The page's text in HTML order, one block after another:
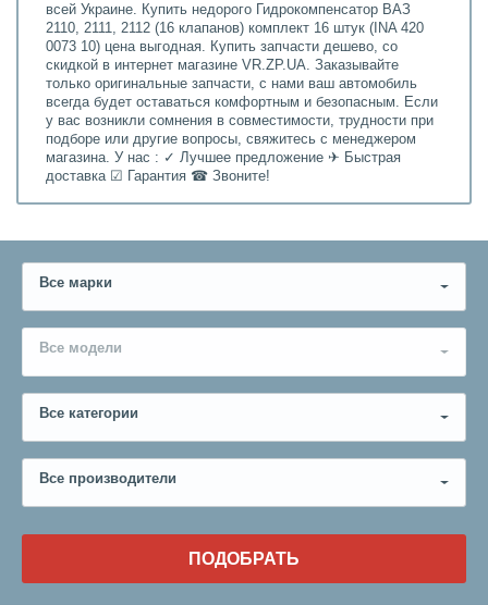
всей Украине. Купить недорого Гидрокомпенсатор ВАЗ
2110, 2111, 2112 (16 клапанов) комплект 16 штук (INA 420
0073 10) цена выгодная. Купить запчасти дешево, со
скидкой в интернет магазине VR.ZP.UA. Заказывайте
только оригинальные запчасти, с нами ваш автомобиль
всегда будет оставаться комфортным и безопасным. Если
у вас возникли сомнения в совместимости, трудности при
подборе или другие вопросы, свяжитесь с менеджером
магазина. У нас : ✓ Лучшее предложение ✈ Быстрая
доставка ☑ Гарантия ☎ Звоните!
Все марки
Все модели
Все категории
Все производители
ПОДОБРАТЬ